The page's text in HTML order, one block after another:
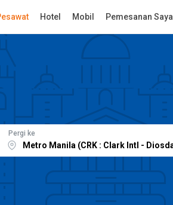
Hotel Mobil Pemesanan Saya
Pergi ke